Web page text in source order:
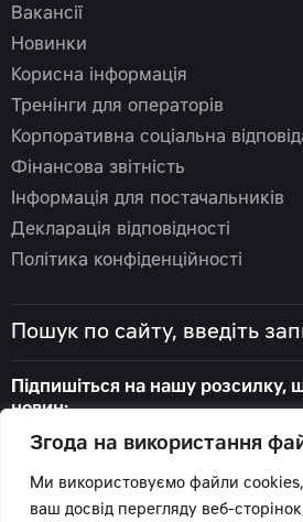
Згода на використання
Ми використовуємо файли
ваш досвід перегляду веб-
Вакансії
Новинки
Корисна інформація
Тренінги для операторів
Корпоративна соціальна
Фінансова звітність
Інформація для постачальників
Декларація відповідності
Політика конфіденційності
Підпишіться на нашу розсилку,
новин: